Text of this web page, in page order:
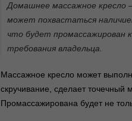
Домашнее массажное кресло
может похвастаться
что будет промассажирован
требования владельца.
Массажное кресло может
скручивание, сделает
Промассажирована будет не